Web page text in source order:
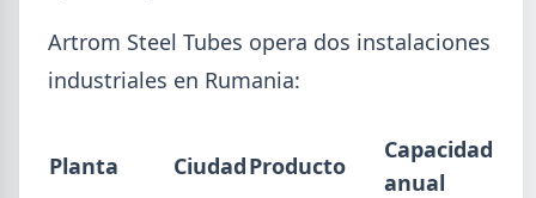
Artrom Steel Tubes opera dos instalaciones
industriales en Rumania:
Planta CiudadProducto
Capacidad
anual